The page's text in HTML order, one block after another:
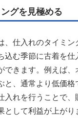
グを見極める
、仕入れのタイミン
込む季節に古着を仕
できます。例えば
と、通常より低価格
入れを行うことで、
として利益が上がり